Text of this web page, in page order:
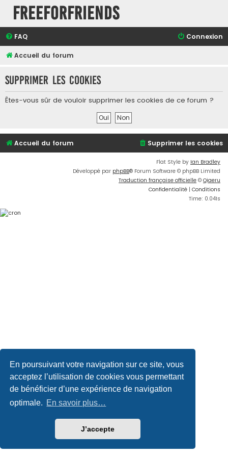
En poursuivant votre navigation sur ce site, vous
acceptez l’utilisation de cookies vous permettant
de bénéficier d’une expérience de navigation
optimale. En savoir plus…
J’accepte
FreeForFriends
FAQ Connexion
Accueil du forum
Supprimer les cookies
Êtes-vous sûr de vouloir supprimer les cookies de ce forum ?
Accueil du forum Supprimer les cookies
Flat Style by Ian Bradley
Développé par phpBB® Forum Software © phpBB Limited
Traduction française officielle © Qiaeru
Confidentialité | Conditions
Time: 0.041s